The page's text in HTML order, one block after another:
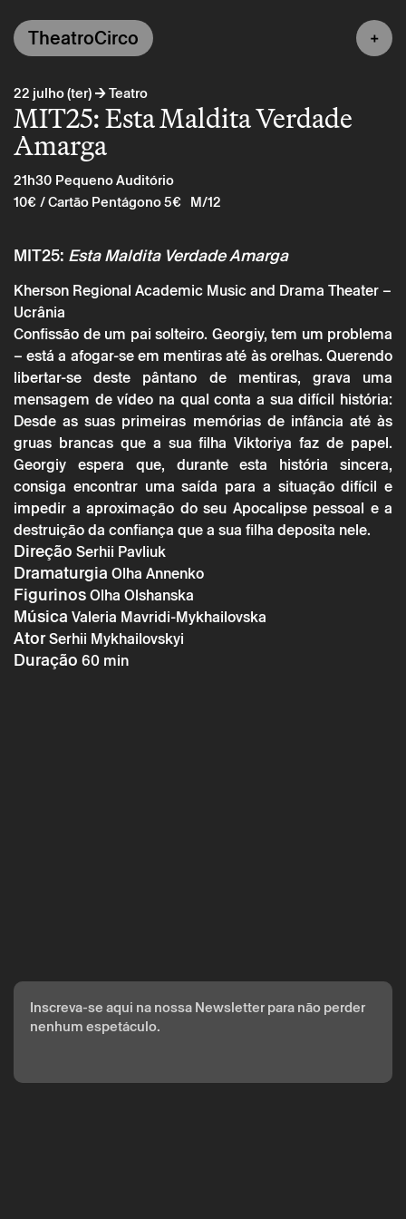
22 julho (ter)→Teatro
MIT25: Esta Maldita Verdade
Amarga
21h30 Pequeno Auditório
10€/ Cartão Pentágono 5€ M/12
MIT25: Esta Maldita Verdade Amarga
Kherson Regional Academic Music and Drama Theater –
Ucrânia
Confissão de um pai solteiro. Georgiy, tem um problema
– está a afogar-se em mentiras até às orelhas. Querendo
libertar-se deste pântano de mentiras, grava uma
mensagem de vídeo na qual conta a sua difícil história:
Desde as suas primeiras memórias de infância até às
gruas brancas que a sua filha Viktoriya faz de papel.
Georgiy espera que, durante esta história sincera,
consiga encontrar uma saída para a situação difícil e
impedir a aproximação do seu Apocalipse pessoal e a
destruição da confiança que a sua filha deposita nele.
Direção Serhii Pavliuk
Dramaturgia Olha Annenko
FigurinosOlha Olshanska
Música Valeria Mavridi-Mykhailovska
AtorSerhii Mykhailovskyi
Duração 60 min
TheatroCirco
Inscreva-se aqui na nossa Newsletter para não perder
nenhum espetáculo.
Terça 22 julho→Teatro
MIT25: Esta Maldita Verdade Amarga